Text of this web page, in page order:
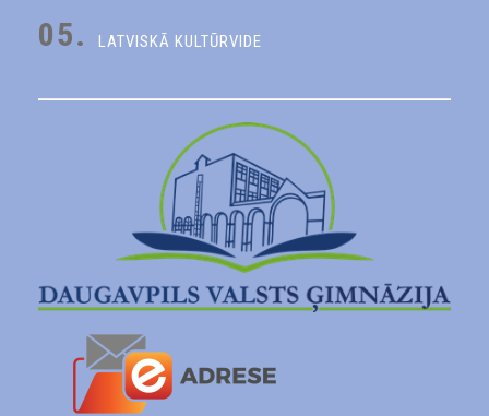
05. LATVISKĀ KULTŪRVIDE